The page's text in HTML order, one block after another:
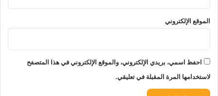
الموقع الإلكتروني
احفظ اسمي، بريدي الإلكتروني، والموقع الإلكتروني في هذا المتصفح
لاستخدامها المرة المقبلة في تعليقي.